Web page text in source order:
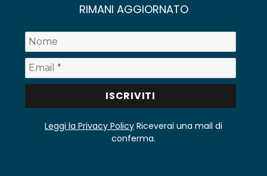
RIMANI AGGIORNATO
Leggi la Privacy Policy Riceverai una mail di
conferma.